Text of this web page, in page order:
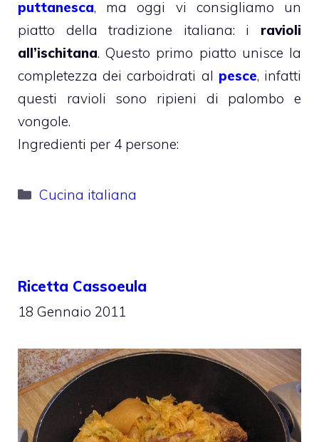
puttanesca, ma oggi vi consigliamo un
piatto della tradizione italiana: i ravioli
all’ischitana. Questo primo piatto unisce la
completezza dei carboidrati al pesce, infatti
questi ravioli sono ripieni di palombo e
vongole.
Ingredienti per 4 persone:
Categorie
Cucina italiana
Ricetta Cassoeula
18 Gennaio 2011